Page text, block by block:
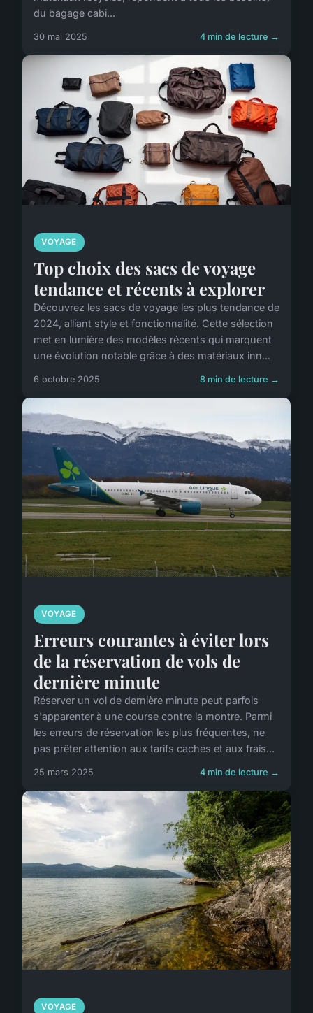
du bagage cabi...
30 mai 2025 4 min de lecture →
VOYAGE
Top choix des sacs de voyage
tendance et récents à explorer
Découvrez les sacs de voyage les plus tendance de
2024, alliant style et fonctionnalité. Cette sélection
met en lumière des modèles récents qui marquent
une évolution notable grâce à des matériaux inn...
6 octobre 2025 8 min de lecture →
VOYAGE
Erreurs courantes à éviter lors
de la réservation de vols de
dernière minute
Réserver un vol de dernière minute peut parfois
s'apparenter à une course contre la montre. Parmi
les erreurs de réservation les plus fréquentes, ne
pas prêter attention aux tarifs cachés et aux frais...
25 mars 2025 4 min de lecture →
VOYAGE